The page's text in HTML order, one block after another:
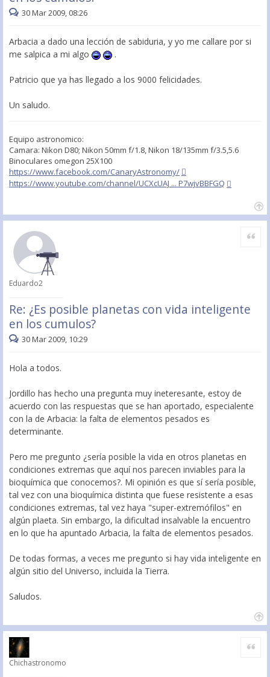
30 Mar 2009, 08:26
Arbacia a dado una lección de sabiduria, y yo me callare por si
me salpica a mi algo
.
Patricio que ya has llegado a los 9000 felicidades.
Un saludo.
Equipo astronomico:
Camara: Nikon D80; Nikon 50mm f/1.8, Nikon 18/135mm f/3.5,5.6
Binoculares omegon 25X100
https://www.facebook.com/CanaryAstronomy/
https://www.youtube.com/channel/UCXcUAJ ... P7wjvBBFGQ
Eduardo2
Re: ¿Es posible planetas con vida inteligente
en los cumulos?
Citar
30 Mar 2009, 10:29
Hola a todos.
Jordillo has hecho una pregunta muy ineteresante, estoy de
acuerdo con las respuestas que se han aportado, especialente
con la de Arbacia: la falta de elementos pesados es
determinante.
Pero me pregunto ¿sería posible la vida en otros planetas en
condiciones extremas que aquí nos parecen inviables para la
bioquímica que conocemos?. Mi opinión es que sí sería posible,
tal vez con una bioquímica distinta que fuese resistente a esas
condiciones extremas, tal vez haya "super-extremófilos" en
algún plaeta. Sin embargo, la dificultad insalvable la encuentro
en lo que ha apuntado Arbacia, la falta de elementos pesados.
De todas formas, a veces me pregunto si hay vida inteligente en
algún sitio del Universo, incluida la Tierra.
Saludos.
Chichastronomo
Citar